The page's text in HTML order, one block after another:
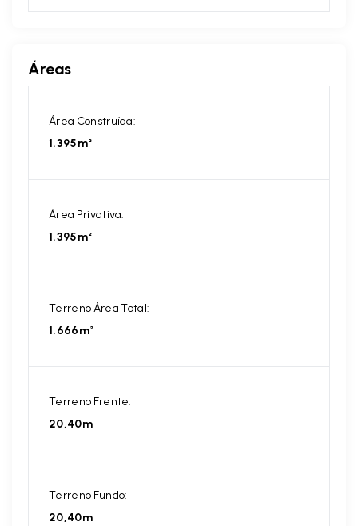
Áreas
Área Construída:
1.395m²
Área Privativa:
1.395m²
Terreno Área Total:
1.666m²
Terreno Frente:
20,40m
Terreno Fundo:
20,40m